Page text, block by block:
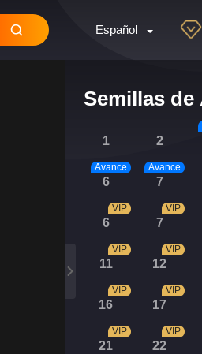
Español
Semillas
1 2
6
Avance
7
Avance
6
VIP
7
VIP
11
VIP
12
VIP
16
VIP
17
VIP
21
VIP
22
VIP